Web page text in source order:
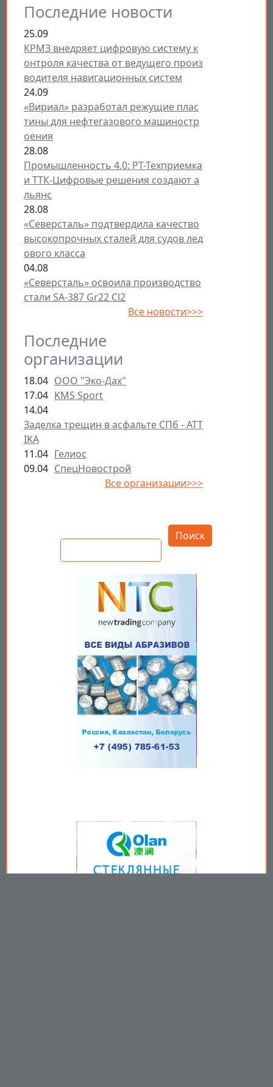
Последние новости
25.09
КРМЗ внедряет цифровую систему к
онтроля качества от ведущего произ
водителя навигационных систем
24.09
«Вириал» разработал режущие плас
тины для нефтегазового машиностр
оения
28.08
Промышленность 4.0: РТ-Техприемка
и ТТК-Цифровые решения создают а
льянс
28.08
«Северсталь» подтвердила качество
высокопрочных сталей для судов лед
ового класса
04.08
«Северсталь» освоила производство
стали SA-387 Gr22 Cl2
Все новости>>>
Последние
организации
18.04 ООО "Эко-Дах"
17.04 KMS Sport
14.04
Заделка трещин в асфальте СПб - ATT
IKA
11.04 Гелиос
09.04 СпецНовострой
Все организации>>>